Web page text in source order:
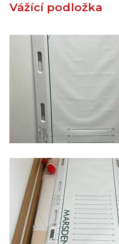
Vážící podložka